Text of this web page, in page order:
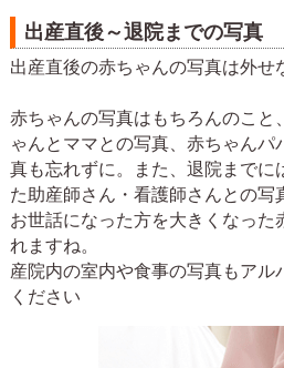
出産直後～退院までの写真
出産直後の赤ちゃんの写真は外せ
赤ちゃんの写真はもちろんのこと
ゃんとママとの写真、赤ちゃんパ
真も忘れずに。また、退院までに
た助産師さん・看護師さんとの写
お世話になった方を大きくなった
れますね。
産院内の室内や食事の写真もアル
ください